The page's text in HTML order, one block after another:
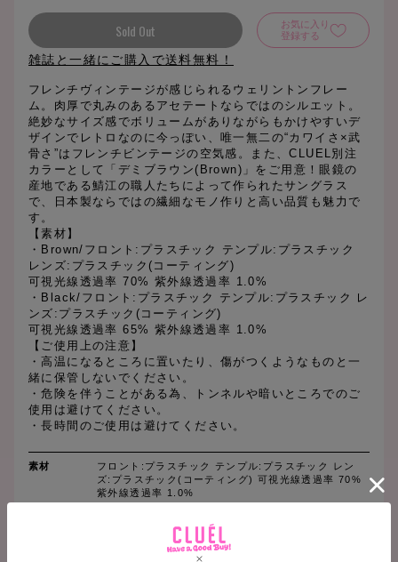
Sold Out
お気に入り
登録する
雑誌と一緒にご購入で送料無料！
フレンチヴィンテージが感じられるウェリントンフレー
ム。肉厚で丸みのあるアセテートならではのシルエット。
絶妙なサイズ感でボリュームがありながらもかけやすいデ
ザインでレトロなのに今っぽい、唯一無二の“カワイさ×武
骨さ”はフレンチビンテージの空気感。また、CLUEL別注
カラーとして「デミブラウン(Brown)」をご用意！眼鏡の
産地である鯖江の職人たちによって作られたサングラス
で、日本製ならではの繊細なモノ作りと高い品質も魅力で
す。
【素材】
・Brown/フロント:プラスチック テンプル:プラスチック
レンズ:プラスチック(コーティング)
可視光線透過率 70% 紫外線透過率 1.0%
・Black/フロント:プラスチック テンプル:プラスチック レ
ンズ:プラスチック(コーティング)
可視光線透過率 65% 紫外線透過率 1.0%
【ご使用上の注意】
・高温になるところに置いたり、傷がつくようなものと一
緒に保管しないでください。
・危険を伴うことがある為、トンネルや暗いところでのご
使用は避けてください。
・長時間のご使用は避けてください。
素材
フロント:プラスチック テンプル:プラスチック レン
ズ:プラスチック(コーティング) 可視光線透過率 70%
紫外線透過率 1.0%